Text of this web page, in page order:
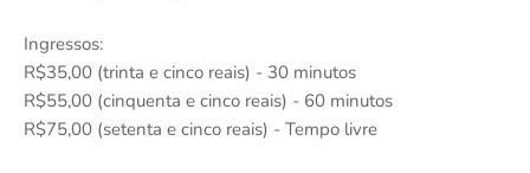
Ingressos:
R$35,00 (trinta e cinco reais) - 30 minutos
R$55,00 (cinquenta e cinco reais) - 60 minutos
R$75,00 (setenta e cinco reais) - Tempo livre